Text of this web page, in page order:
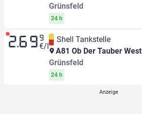
Grünsfeld
24 h
2.69 9
€/l
Shell Tankstelle
A81 Ob Der Tauber West
Grünsfeld
24 h